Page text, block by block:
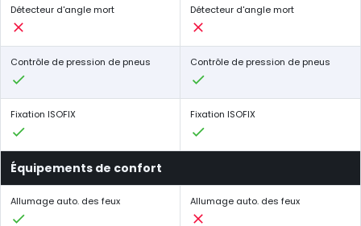
Détecteur d'angle mort Détecteur d'angle mort
Contrôle de pression de pneus Contrôle de pression de pneus
Fixation ISOFIX Fixation ISOFIX
Équipements de confort
Allumage auto. des feux Allumage auto. des feux